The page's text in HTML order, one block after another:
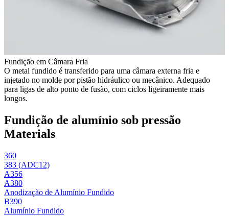
Fundição em Câmara Fria
O metal fundido é transferido para uma câmara externa fria e
injetado no molde por pistão hidráulico ou mecânico. Adequado
para ligas de alto ponto de fusão, com ciclos ligeiramente mais
longos.
Fundição de alumínio sob pressão
Materials
360
383 (ADC12)
A356
A380
Anodização de Alumínio Fundido
B390
Alumínio Fundido